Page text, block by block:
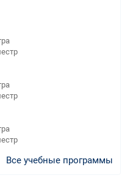
Все учебные программы